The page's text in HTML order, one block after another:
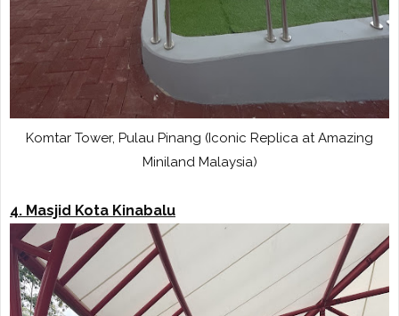
Komtar Tower, Pulau Pinang (Iconic Replica at Amazing
Miniland Malaysia)
4. Masjid Kota Kinabalu